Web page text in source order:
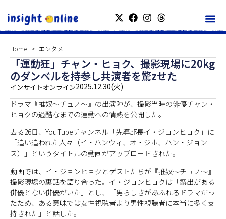
Home エンタメ
「運動狂」チャン・ヒョク、撮影現場に20kg
のダンベルを持参し共演者を驚zせた
インサイトオンライン2025.12.30(火)
ドラマ『推奴～チュノ～』の出演陣が、撮影当時の俳優チャン・
ヒョクの過酷なまでの運動への情熱を公開した。
去る26日、YouTubeチャンネル「先導部長イ・ジョンヒョク」に
「追い追われた人々（イ・ハンウィ、オ・ジホ、ハン・ジョン
ス）」というタイトルの動画がアップロードされた。
動画では、イ・ジョンヒョクとゲストたちが『推奴～チュノ～』
撮影現場の裏話を語り合った。イ・ジョンヒョクは「露出がある
俳優とない俳優がいた」とし、「男らしさがあふれるドラマだっ
たため、ある意味では女性視聴者より男性視聴者に本当に多く支
持された」と話した。